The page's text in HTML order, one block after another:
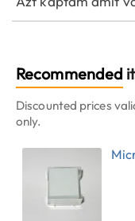
Recommended
Discounted prices
only.